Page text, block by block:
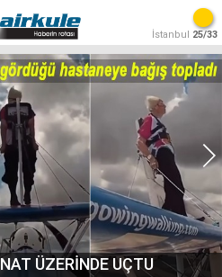
İstanbul 25/33
ÜZERİNDE UÇTU